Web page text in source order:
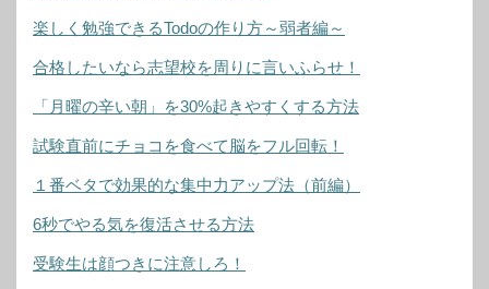
楽しく勉強できるTodoの作り方～弱者編～
合格したいなら志望校を周りに言いふらせ！
「月曜の辛い朝」を30%起きやすくする方法
試験直前にチョコを食べて脳をフル回転！
１番ベタで効果的な集中力アップ法（前編）
6秒でやる気を復活させる方法
受験生は顔つきに注意しろ！